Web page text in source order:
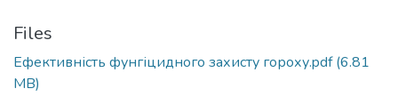
Files
Ефективність фунгіцидного захисту гороху.pdf(6.81
MB)